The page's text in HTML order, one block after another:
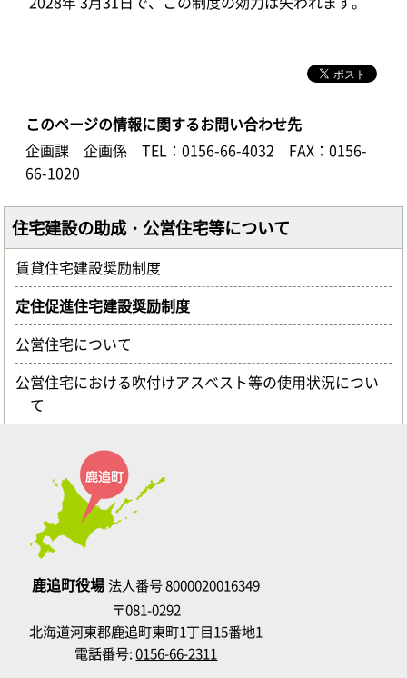
このページの情報に関するお問い合わせ先
企画課 企画係
TEL：0156-66-4032
FAX：0156-
66-1020
住宅建設の助成・公営住宅等について
賃貸住宅建設奨励制度
定住促進住宅建設奨励制度
公営住宅について
公営住宅における吹付けアスベスト等の使用状況につい
て
鹿追町役場法人番号 8000020016349
〒081-0292
北海道河東郡鹿追町東町1丁目15番地1
電話番号:0156-66-2311